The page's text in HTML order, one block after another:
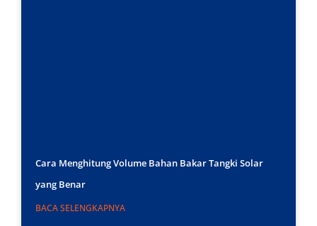
Cara Menghitung Volume Bahan Bakar Tangki Solar
yang Benar
BACA SELENGKAPNYA